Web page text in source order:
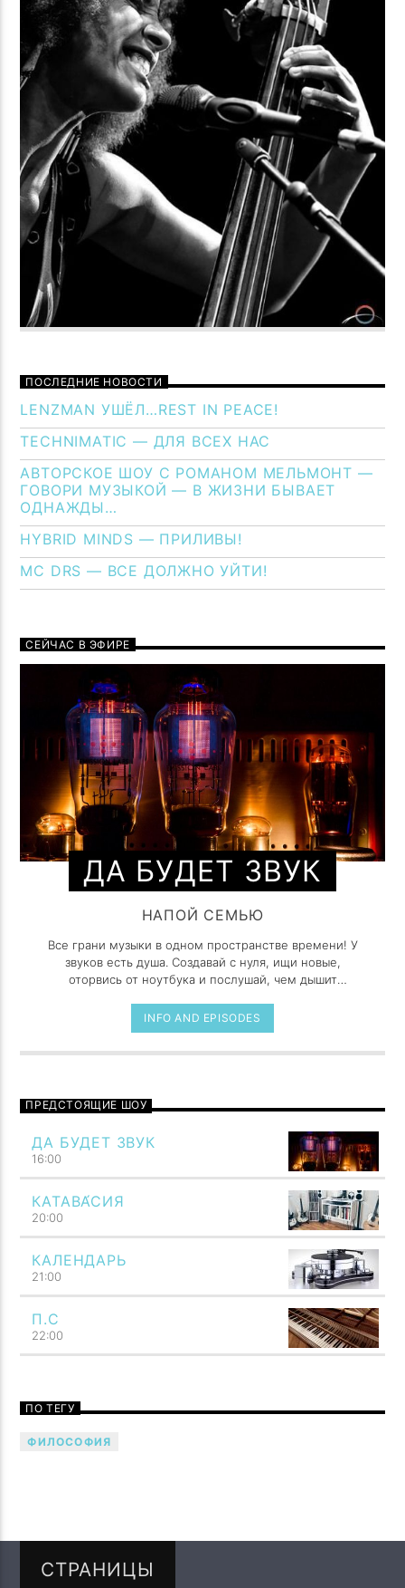
ПОСЛЕДНИЕ НОВОСТИ
LENZMAN УШЁЛ…REST IN PEACE!
TECHNIMATIC — ДЛЯ ВСЕХ НАС
АВТОРСКОЕ ШОУ С РОМАНОМ МЕЛЬМОНТ —
ГОВОРИ МУЗЫКОЙ — В ЖИЗНИ БЫВАЕТ
ОДНАЖДЫ…
HYBRID MINDS — ПРИЛИВЫ!
MC DRS — ВСЕ ДОЛЖНО УЙТИ!
СЕЙЧАС В ЭФИРЕ
ДА БУДЕТ ЗВУК
НАПОЙ СЕМЬЮ
Все грани музыки в одном пространстве времени! У
звуков есть душа. Создавай с нуля, ищи новые,
оторвись от ноутбука и послушай, чем дышит
единство. Как мысль охватывает всю душу, так и звук
обладает силой потрясать всего человека. Говори
музыкой! Напой семью — TF6 Radio
INFO AND EPISODES
ПРЕДСТОЯЩИЕ ШОУ
ДА БУДЕТ ЗВУК
16:00
КАТАВА́СИЯ
20:00
КАЛЕНДАРЬ
21:00
П.С
22:00
ПО ТЕГУ
ФИЛОСОФИЯ
СТРАНИЦЫ